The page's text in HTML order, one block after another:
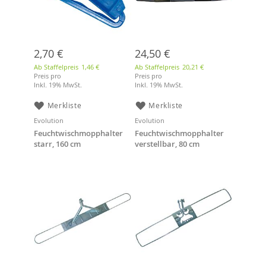
2,70 €
Ab Staffelpreis 1,46 €
Preis pro
Inkl. 19% MwSt.
Merkliste
24,50 €
Ab Staffelpreis 20,21 €
Preis pro
Inkl. 19% MwSt.
Merkliste
Evolution
Feuchtwischmopphalter
starr, 160 cm
Evolution
Feuchtwischmopphalter
verstellbar, 80 cm